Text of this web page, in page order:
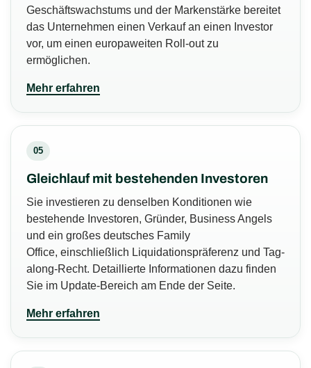
Geschäftswachstums und der Markenstärke bereitet
das Unternehmen einen Verkauf an einen Investor
vor, um einen europaweiten Roll-out zu
ermöglichen.
Mehr erfahren
05
Gleichlauf mit bestehenden Investoren
Sie investieren zu denselben Konditionen wie
bestehende Investoren, Gründer, Business Angels
und ein großes deutsches Family
Office, einschließlich Liquidationspräferenz und Tag-
along-Recht. Detaillierte Informationen dazu finden
Sie im Update-Bereich am Ende der Seite.
Mehr erfahren